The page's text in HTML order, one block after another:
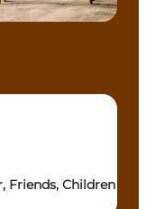
Friends, Children